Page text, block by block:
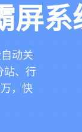
屏系
动关
站、行
，快